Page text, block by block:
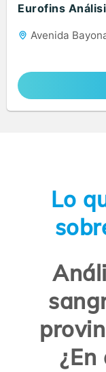
Eurofins
Avenida
Lo
¿En